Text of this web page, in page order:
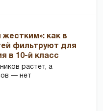
жестким»: как в
фильтруют для
в 10-й класс
растет, а
— нет